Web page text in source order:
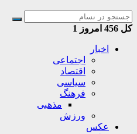
کل امروز 1
اخبار
اجتماعی
اقتصاد
سیاسی
فرهنگ
مذهبی
ورزش
عکس